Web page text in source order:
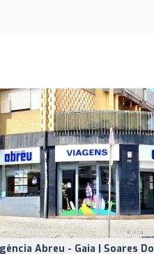
Abreu - Gaia | Soares